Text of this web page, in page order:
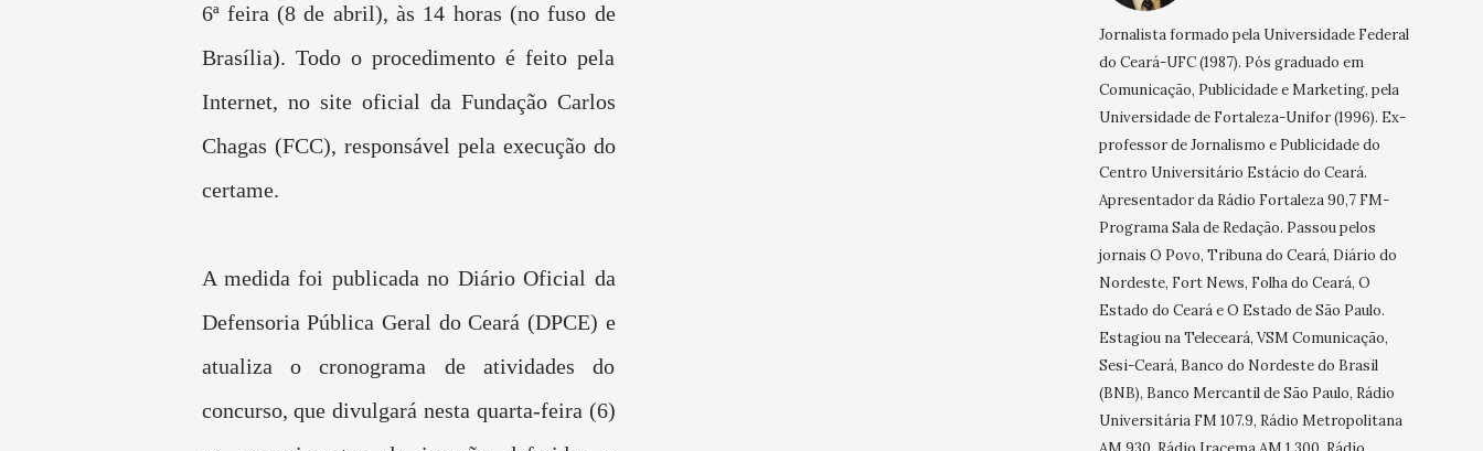
6ª feira (8 de abril), às 14 horas (no fuso de
Brasília). Todo o procedimento é feito pela
Internet, no site oficial da Fundação Carlos
Chagas (FCC), responsável pela execução do
certame.
A medida foi publicada no Diário Oficial da
Defensoria Pública Geral do Ceará (DPCE) e
atualiza o cronograma de atividades do
concurso, que divulgará nesta quarta-feira (6)
Jornalista formado pela Universidade Federal
do Ceará-UFC (1987). Pós graduado em
Comunicação, Publicidade e Marketing, pela
Universidade de Fortaleza-Unifor (1996). Ex-
professor de Jornalismo e Publicidade do
Centro Universitário Estácio do Ceará.
Apresentador da Rádio Fortaleza 90,7 FM-
Programa Sala de Redação. Passou pelos
jornais O Povo, Tribuna do Ceará, Diário do
Nordeste, Fort News, Folha do Ceará, O
Estado do Ceará e O Estado de São Paulo.
Estagiou na Teleceará, VSM Comunicação,
Sesi-Ceará, Banco do Nordeste do Brasil
(BNB), Banco Mercantil de São Paulo, Rádio
Universitária FM 107.9, Rádio Metropolitana